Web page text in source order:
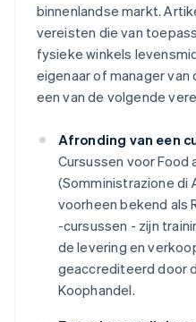
binnenlandse markt.
vereisten die van
fysieke winkels
eigenaar of manager
een van de volgende
Afronding van een
Cursussen voor
(Somministrazione di
voorheen bekend als
-cursussen - zijn
de levering en
geaccrediteerd door
Koophandel.